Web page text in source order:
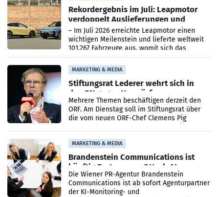
Rekordergebnis im Juli: Leapmotor
verdoppelt Auslieferungen und
überschreitet die 100.000er-Marke
– Im Juli 2026 erreichte Leapmotor einen
wichtigen Meilenstein und lieferte weltweit
101.267 Fahrzeuge aus, womit sich das
Ergebnis gegenüber Juli 2025 mehr als
verdoppelte (+102
MARKETING & MEDIA
Stiftungsrat Lederer wehrt sich in
den SN gegen Vorwürfe
Mehrere Themen beschäftigen derzeit den
ORF. Am Dienstag soll im Stiftungsrat über
die vom neuen ORF-Chef Clemens Pig
MARKETING & MEDIA
Brandenstein Communications ist
künftig Partner von OtterlyAI
Die Wiener PR-Agentur Brandenstein
Communications ist ab sofort Agenturpartner
der KI-Monitoring- und